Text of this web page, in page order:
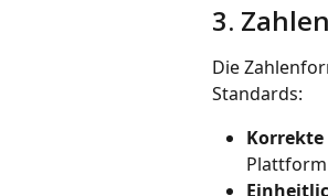
3.
Die
Standards:
Korrekte
Plattform